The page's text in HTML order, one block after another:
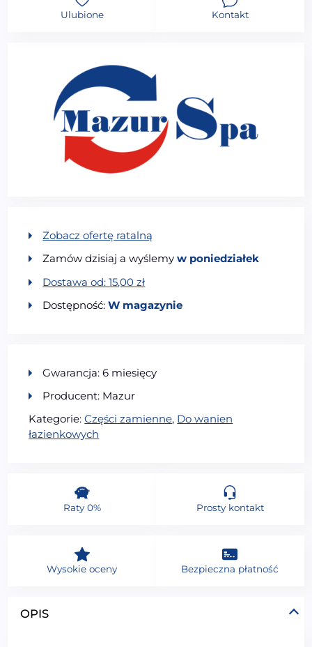
OPIS
Ulubione Kontakt
Zobacz ofertę ratalną
Zamów dzisiaj a wyślemyw poniedziałek
Dostawa od:15,00zł
Dostępność:W magazynie
Gwarancja: 6 miesięcy
Producent: Mazur
Kategorie:Części zamienne, Do wanien
łazienkowych
Raty 0% Prosty kontakt
Wysokie oceny Bezpieczna płatność